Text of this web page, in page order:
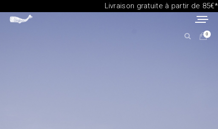
Livraison gratuite à partir de 85€*
0